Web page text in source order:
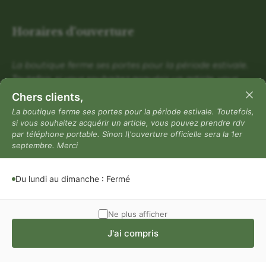
Horaires d'ouverture
La boutique ferme ses portes pour la période estivale.
Toutefois, si vous souhaitez acquérir un article, vous
pouvez prendre rdv par téléphone portable. Sinon
l\'ouverture officielle sera la 1er septembre. Merci
Du lundi au dimanche : Fermé
Mentions légales
Politique de confidentialité
Chers clients,
La boutique ferme ses portes pour la période estivale. Toutefois,
si vous souhaitez acquérir un article, vous pouvez prendre rdv
par téléphone portable. Sinon l\'ouverture officielle sera la 1er
septembre. Merci
Du lundi au dimanche : Fermé
Ne plus afficher
J'ai compris